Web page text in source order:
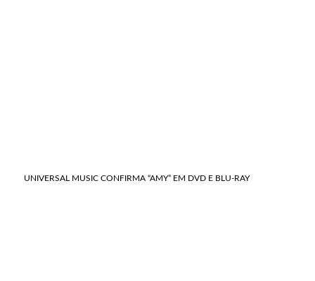
UNIVERSAL MUSIC CONFIRMA “AMY” EM DVD E BLU-RAY